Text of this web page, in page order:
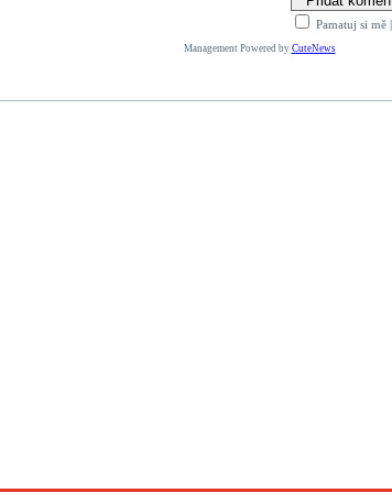
Pamatuj si mě|
Management Powered by CuteNews